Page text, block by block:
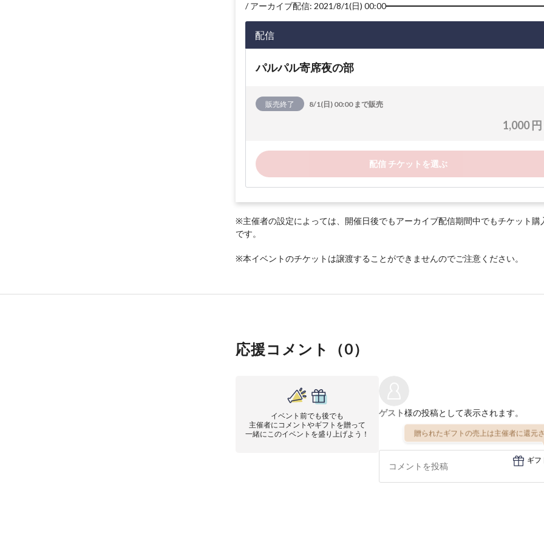
アーカイブ配信: 2021/8/1(日) 00:00
配信
パルパル寄席夜の部
販売終了 8/1(日) 00:00 まで販売
1,000 円
配信 チケットを選ぶ
※主催者の設定によっては、開催日後でもアーカイブ配信期間中でもチケット購
です。
※本イベントのチケットは譲渡することができませんのでご注意ください。
応援コメント（0）
イベント前でも後でも
主催者にコメントやギフトを贈って
一緒にこのイベントを盛り上げよう！
ゲスト様の投稿として表示されます。
贈られたギフトの売上は主催者に還元
ギフ